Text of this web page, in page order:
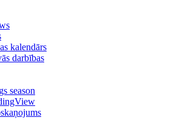
kalendārs
darbības
season